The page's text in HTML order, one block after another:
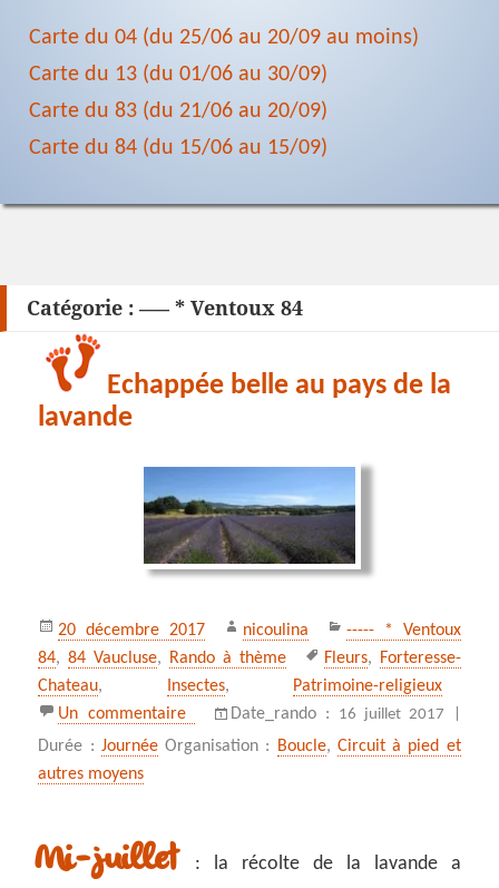
Carte du 04 (du 25/06 au 20/09 au moins)
Carte du 13 (du 01/06 au 30/09)
Carte du 83 (du 21/06 au 20/09)
Carte du 84 (du 15/06 au 15/09)
Catégorie : —– * Ventoux 84
Echappée belle au pays de la
lavande
Publié
le
20 décembre 2017 Auteur
nicoulina Catégories
----- * Ventoux
84,84 Vaucluse, Rando à thème
Mots-
clés
Fleurs,
Forteresse-
Chateau, Insectes,
Patrimoine-religieux
Un commentaire
sur Echappée belle au pays de la lavande
Date_rando : 16 juillet 2017 |
Durée : JournéeOrganisation : Boucle, Circuit à pied et
autres moyens
Mi-juillet
: la récolte de la lavande a